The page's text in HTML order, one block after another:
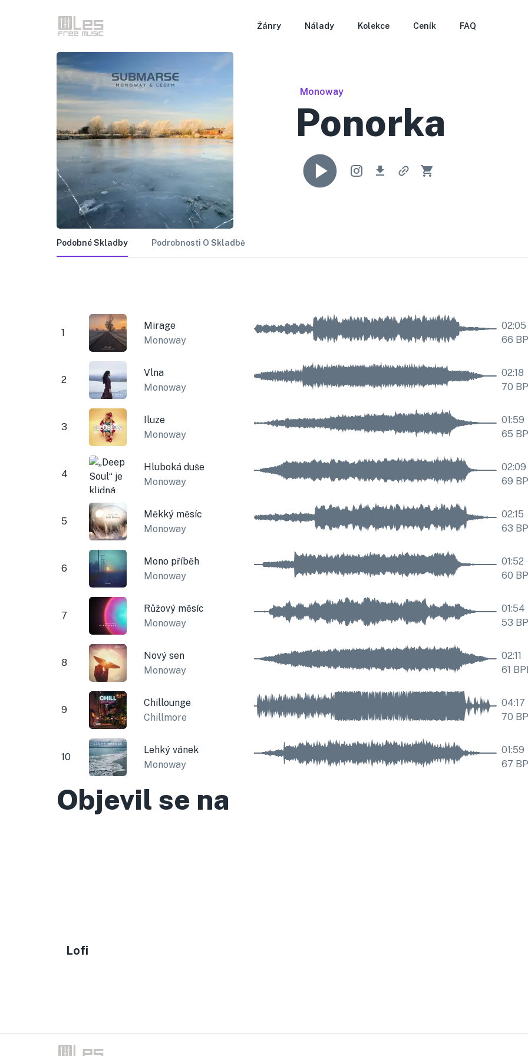
Žánry Nálady Kolekce Ceník FAQ
Monoway
Ponorka
Podobné Skladby Podrobnosti O Skladbě
1
Mirage
Monoway
02:05
66
2
Vlna
Monoway
02:18
70
3
Iluze
Monoway
01:59
65
4
Hluboká duše
Monoway
02:09
69
5
Měkký měsíc
Monoway
02:15
63
6
Mono příběh
Monoway
01:52
60
7
Růžový měsíc
Monoway
01:54
53
8
Nový sen
Monoway
02:11
61
9
Chillounge
Chillmore
04:17
70
10
Lehký vánek
Monoway
01:59
67
Objevil se na
Lofi